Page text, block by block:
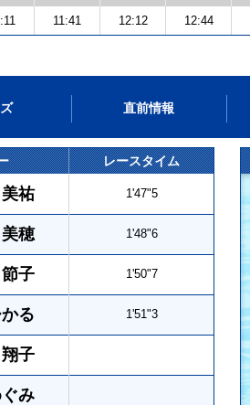
11:41 12:12 12:44
直前情報
レースタイム
祐 1'47"5
穂 1'48"6
子 1'50"7
る 1'51"3
子
み